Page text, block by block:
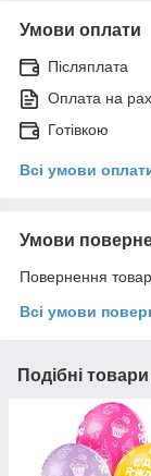
Умови оплати
Післяплата
Оплата на
Готівкою
Всі умови
Умови
Повернення
Всі умови
Подібні